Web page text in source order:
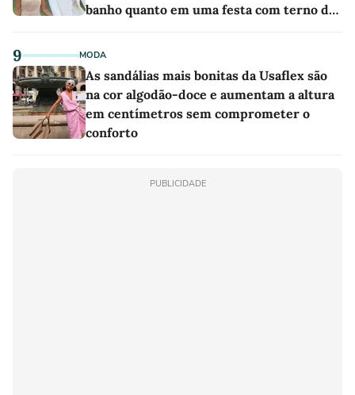
banho quanto em uma festa com terno de
9 MODA
As sandálias mais bonitas da Usaflex são
na cor algodão-doce e aumentam a altura
em centímetros sem comprometer o
conforto
PUBLICIDADE